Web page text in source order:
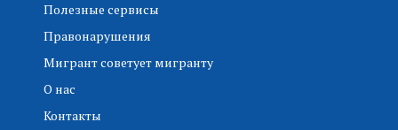
Полезные сервисы
Правонарушения
Мигрант советует мигранту
О нас
Контакты